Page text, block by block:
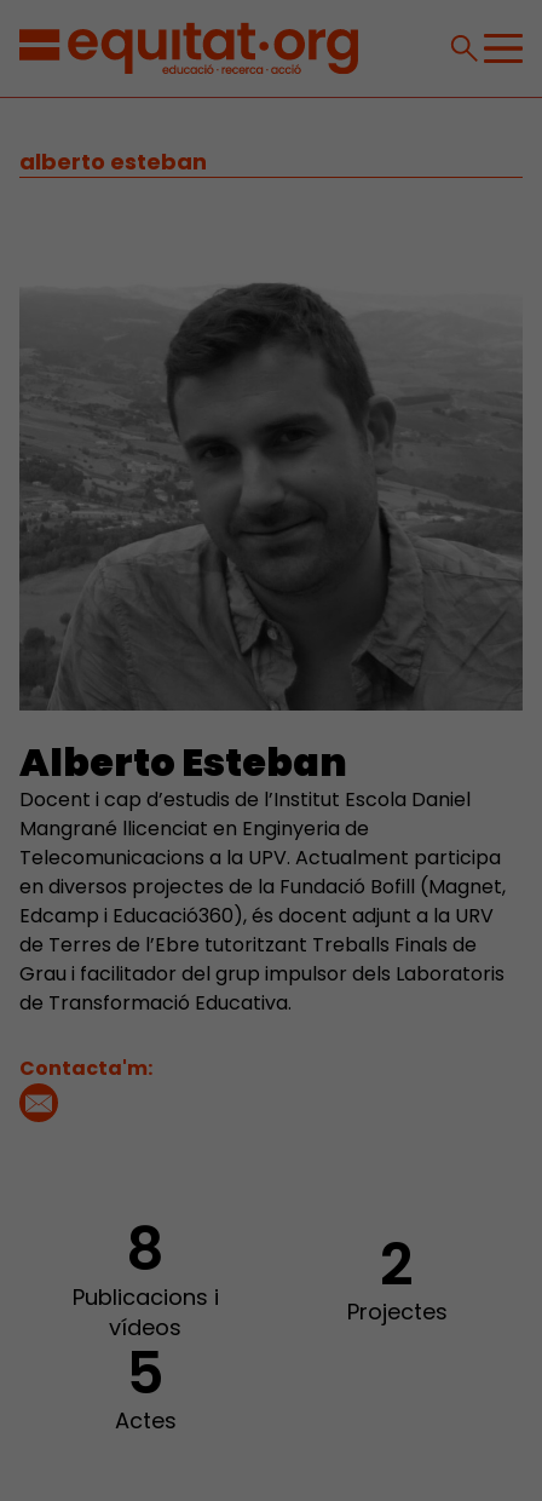
alberto esteban
Alberto Esteban
Docent i cap d’estudis de l’Institut Escola Daniel
Mangrané llicenciat en Enginyeria de
Telecomunicacions a la UPV. Actualment participa
en diversos projectes de la Fundació Bofill (Magnet,
Edcamp i Educació360), és docent adjunt a la URV
de Terres de l’Ebre tutoritzant Treballs Finals de
Grau i facilitador del grup impulsor dels Laboratoris
de Transformació Educativa.
Contacta'm:
8
Publicacions i
vídeos
2
Projectes
5
Actes